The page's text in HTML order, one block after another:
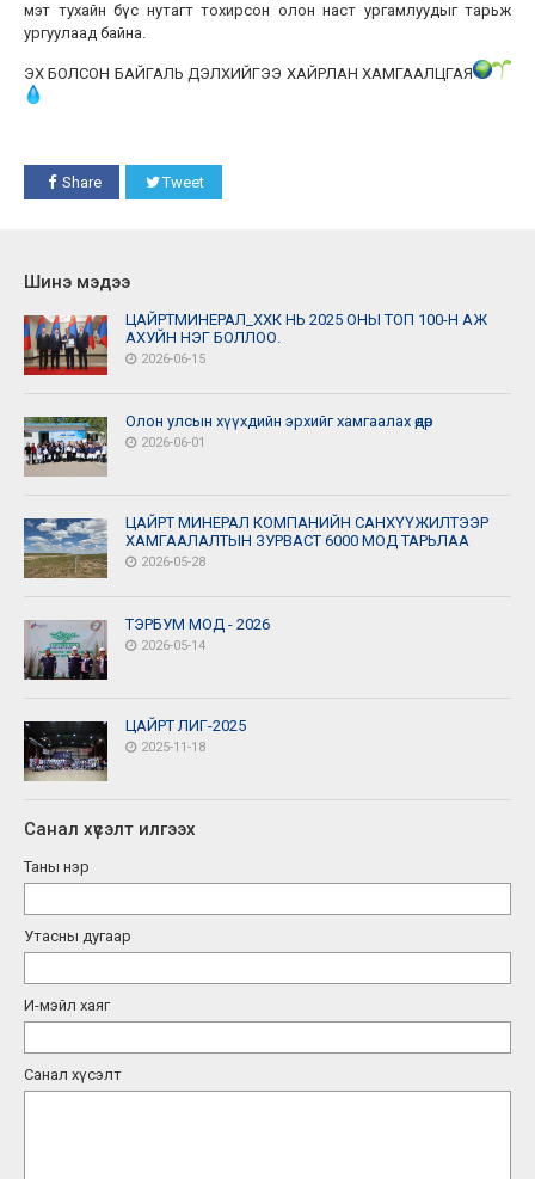
мэт тухайн бүс нутагт тохирсон олон наст ургамлуудыг тарьж
ургуулаад байна.
ЭХ БОЛСОН БАЙГАЛЬ ДЭЛХИЙГЭЭ ХАЙРЛАН ХАМГААЛЦГАЯ
Share Tweet
Шинэ мэдээ
ЦАЙРТМИНЕРАЛ_ХХК НЬ 2025 ОНЫ ТОП 100-Н АЖ
АХУЙН НЭГ БОЛЛОО.
2026-06-15
Олон улсын хүүхдийн эрхийг хамгаалах өдөр
2026-06-01
ЦАЙРТ МИНЕРАЛ КОМПАНИЙН САНХҮҮЖИЛТЭЭР
ХАМГААЛАЛТЫН ЗУРВАСТ 6000 МОД ТАРЬЛАА
2026-05-28
ТЭРБУМ МОД - 2026
2026-05-14
ЦАЙРТ ЛИГ-2025
2025-11-18
Санал хүсэлт илгээх
Таны нэр
Утасны дугаар
И-мэйл хаяг
Санал хүсэлт